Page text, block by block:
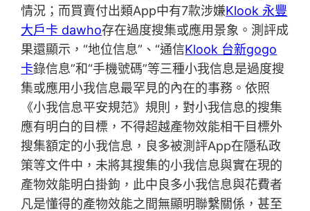
情況；而買賣付出類App中有7款涉嫌Klook 永豐
大戶卡 dawho存在過度搜集或應用景象。測評成
果還顯示，“地位信息”、“通信Klook 台新gogo
卡錄信息”和“手機號碼”等三種小我信息是過度搜
集或應用小我信息最罕見的內在的事務。依照
《小我信息平安規范》規則，對小我信息的搜集
應有明白的目標，不得超越產物效能相干目標外
搜集額定的小我信息，良多被測評App在隱私政
策等文件中，未將其搜集的小我信息與實在現的
產物效能明白掛鉤，此中良多小我信息與花費者
凡是懂得的產物效能之間無顯明聯繫關係，甚至